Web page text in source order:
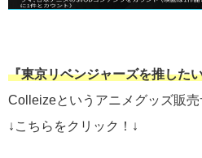
『東京リベンジャーズを推した
Colleizeというアニメグッズ販売
↓こちらをクリック！↓